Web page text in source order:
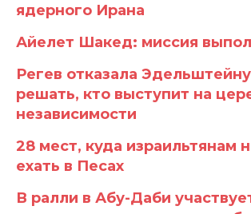
ядерного Ирана
Айелет Шакед: миссия
Регев отказала
решать, кто выступит на
независимости
28 мест, куда израильтянам
ехать в Песах
В ралли в Абу-Даби